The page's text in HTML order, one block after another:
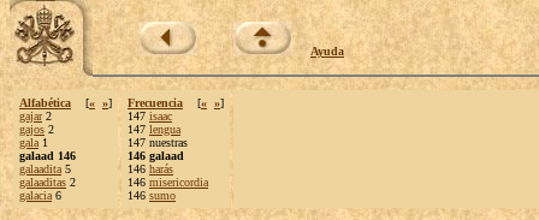
Ayuda
Alfabética [« »]
gajar2
gajos 2
gala 1
galaad 146
galaadita 5
galaaditas 2
galacia 6
Frecuencia [« »]
147 isaac
147 lengua
147 nuestras
146 galaad
146 harás
146 misericordia
146 sumo